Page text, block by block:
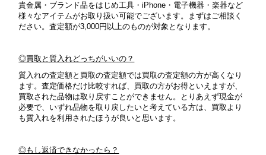
貴金属・ブランド品をはじめ工具・iPhone・電子機器・楽器など
様々なアイテムがお取り扱い可能でございます。まずはご相談く
ださい。査定額が3,000円以上のものが対象となります。
◎買取と質入れどっちがいいの？
質入れの査定額と買取の査定額では買取の査定額の方が高くなり
ます。査定価格だけ比較すれば、買取の方がお得といえますが、
買取された品物は取り戻すことができません。とりあえず現金が
必要で、いずれ品物を取り戻したいと考えている方は、買取より
も質入れを利用されたほうが良いと思います。
◎もし返済できなかったら？